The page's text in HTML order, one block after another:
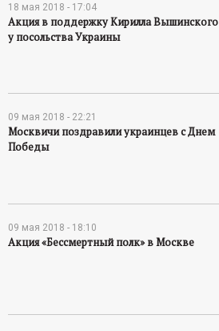
18 мая 2018 - 17:04
Акция в поддержку Кирилла Вышинского
у посольства Украины
09 мая 2018 - 22:21
Москвичи поздравили украинцев с Днем
Победы
09 мая 2018 - 18:10
Акция «Бессмертный полк» в Москве